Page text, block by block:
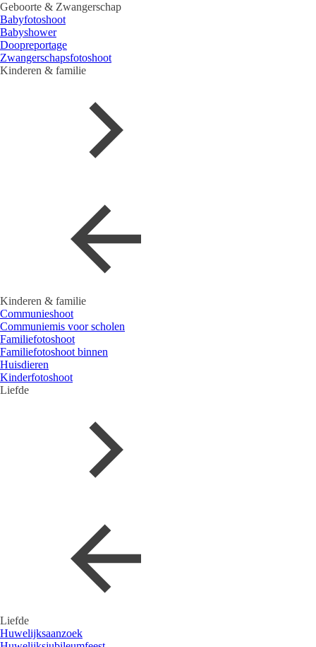
Geboorte & Zwangerschap
Babyfotoshoot
Babyshower
Doopreportage
Zwangerschapsfotoshoot
Kinderen & familie
Kinderen & familie
Communieshoot
Communiemis voor scholen
Familiefotoshoot
Familiefotoshoot binnen
Huisdieren
Kinderfotoshoot
Liefde
Liefde
Huwelijksaanzoek